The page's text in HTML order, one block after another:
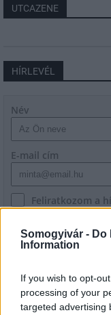
Somogyivár - Do
Information
If you wish to opt-
processing of your
targeted advertising
UTCAZENE
HÍRLEVÉL
Név
E-mail cím
Feliratkozom a
LEGFRISSEBB